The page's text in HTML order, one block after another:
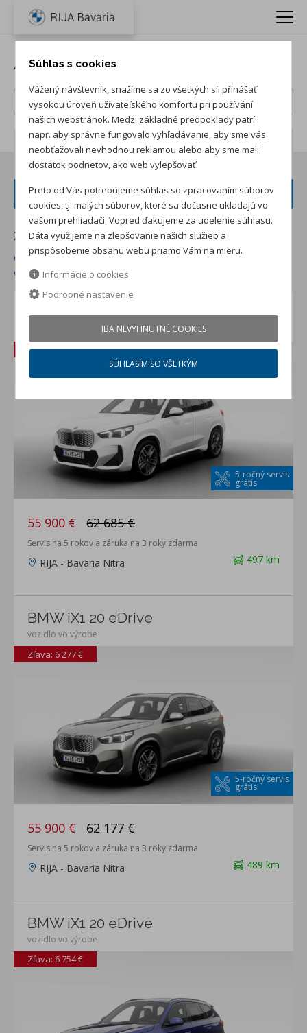
Autá BMW IX1
Počet záznamov:
FILTER VOZIDIEL
Zoradiť podľa:
od najnižšej ceny skladom
od najvyššej ceny skladom
od najvyššej zľavy
od najnižšej ceny
BMW iX1 20 eDrive
5-ročný servis
grátis
Zľava: 6 785 €
55 900 € 62 685 €
Servis na 5 rokov a záruka na 3 roky zdarma
497 km
RIJA - Bavaria Nitra
BMW iX1 20 eDrive
vozidlo vo výrobe
5-ročný servis
grátis
Zľava: 6 277 €
55 900 € 62 177 €
Servis na 5 rokov a záruka na 3 roky zdarma
489 km
RIJA - Bavaria Nitra
BMW iX1 20 eDrive
vozidlo vo výrobe
Zľava: 6 754 €
Súhlas s cookies
Vážený návštevník, snažíme sa zo všetkých síl přinášať
vysokou úroveň užívateľského komfortu pri používání
našich webstránok. Medzi základné predpoklady patrí
napr. aby správne fungovalo vyhľadávanie, aby sme vás
neobťažovali nevhodnou reklamou alebo aby sme mali
dostatok podnetov, ako web vylepšovať.
Preto od Vás potrebujeme súhlas so zpracovaním súborov
cookies, tj. malých súborov, ktoré sa dočasne ukladajú vo
vašom prehliadači. Vopred ďakujeme za udelenie súhlasu.
Dáta využijeme na zlepšovanie našich služieb a
prispôsobenie obsahu webu priamo Vám na mieru.
Informácie o cookies
Podrobné nastavenie
IBA NEVYHNUTNÉ COOKIES
SÚHLASÍM SO VŠETKÝM